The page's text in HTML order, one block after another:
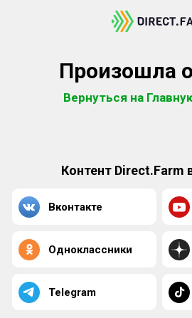
Произошла
Вернуться на
Контент Direct.Farm
Вконтакте
Одноклассники
Telegram